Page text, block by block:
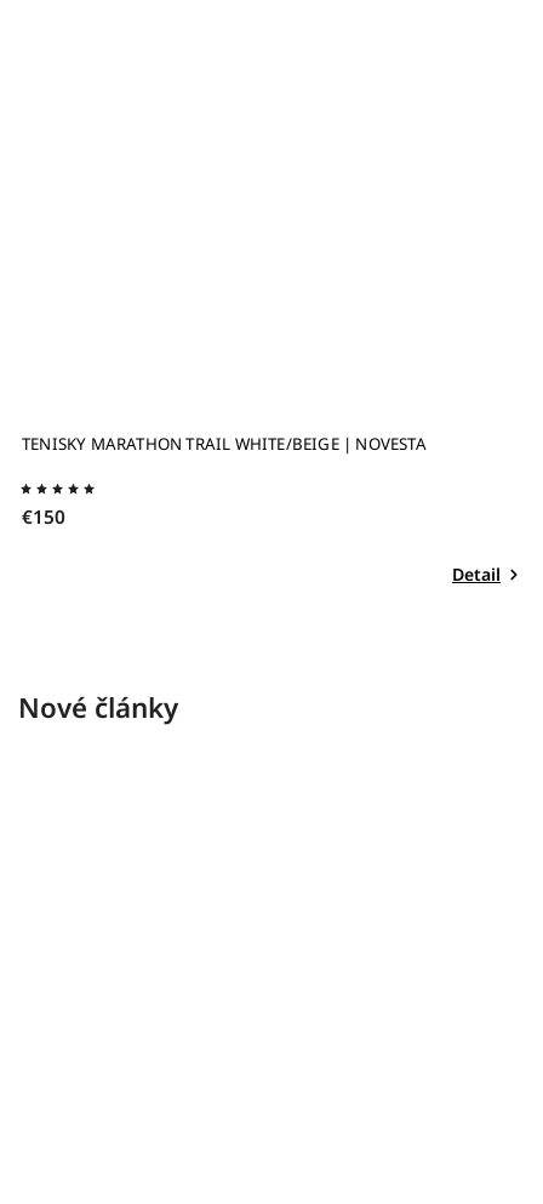
TENISKY MARATHON WOODY ORANGE | NOVESTA
€82
Nové články